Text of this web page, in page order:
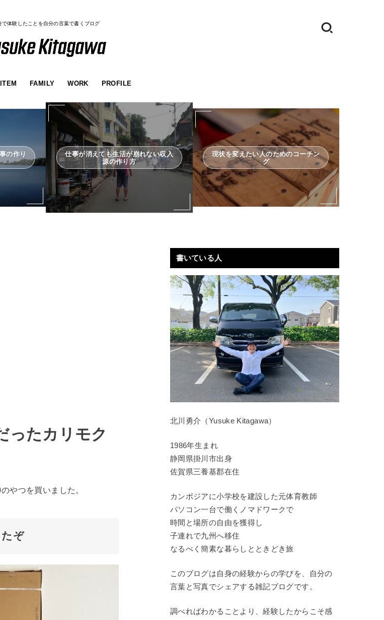
で体験したことを自分の言葉で書くブログ
ITEM FAMILY WORK PROFILE
の作り
仕事が消えても生活が崩れない収入
源の作り方
現状を変えたい人のためのコーチン
グ
ったカリモク
やつを買いました。
ぞ
書いている人
北川勇介（Yusuke Kitagawa）
1986年生まれ
静岡県掛川市出身
佐賀県三養基郡在住
カンボジアに小学校を建設した元体育教師
パソコン一台で働くノマドワークで
時間と場所の自由を獲得し
子連れで九州へ移住
なるべく簡素な暮らしとときどき旅
このブログは自身の経験からの学びを、自分の
言葉と写真でシェアする雑記ブログです。
調べればわかることより、経験したからこそ感